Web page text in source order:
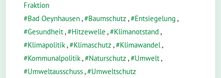
Fraktion
Bad Oeynhausen, Baumschutz , Entsiegelung ,
Gesundheit, Hitzewelle , Klimanotstand ,
Klimapolitik, Klimaschutz , Klimawandel,
Kommunalpolitik, Naturschutz , Umwelt,
Umweltausschuss, Umweltschutz